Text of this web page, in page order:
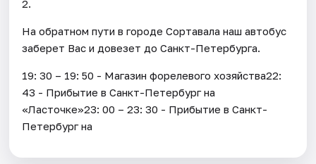
2.
На обратном пути в городе Сортавала наш автобус
заберет Вас и довезет до Санкт-Петербурга.
19: 30 – 19: 50 - Магазин форелевого хозяйства22:
43 - Прибытие в Санкт-Петербург на
«Ласточке»23: 00 – 23: 30 - Прибытие в Санкт-
Петербург на